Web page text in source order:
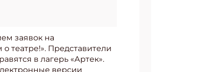
заявок на
театре!». Представители
в лагерь «Артек».
версии